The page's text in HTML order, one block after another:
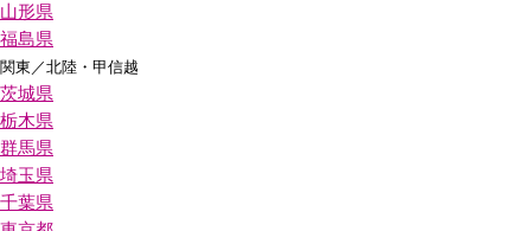
山形県
福島県
関東／北陸・甲信越
茨城県
栃木県
群馬県
埼玉県
千葉県